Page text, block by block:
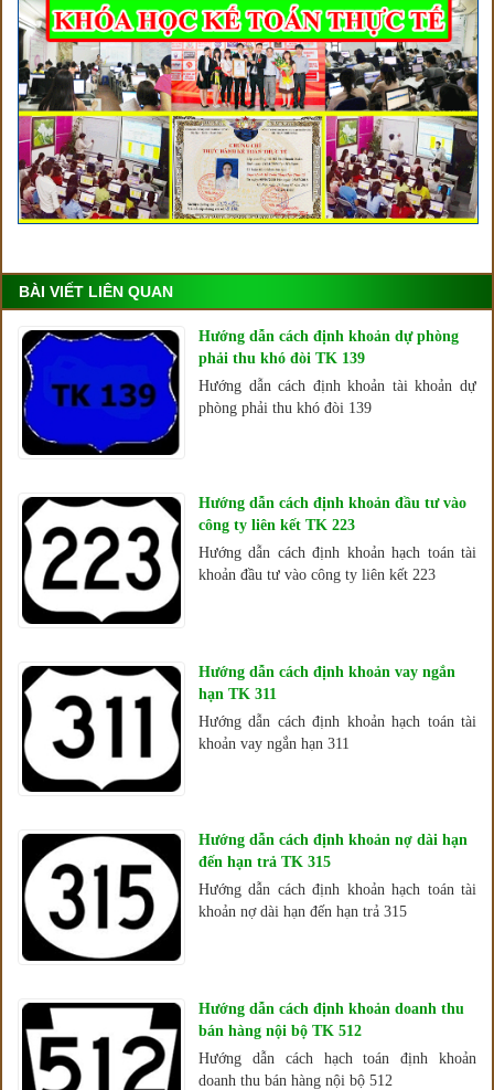
BÀI VIẾT LIÊN QUAN
Hướng dẫn cách định khoản dự phòng
phải thu khó đòi TK 139
Hướng dẫn cách định khoản tài khoản dự
phòng phải thu khó đòi 139
Hướng dẫn cách định khoản đầu tư vào
công ty liên kết TK 223
Hướng dẫn cách định khoản hạch toán tài
khoản đầu tư vào công ty liên kết 223
Hướng dẫn cách định khoản vay ngắn
hạn TK 311
Hướng dẫn cách định khoản hạch toán tài
khoản vay ngắn hạn 311
Hướng dẫn cách định khoản nợ dài hạn
đến hạn trả TK 315
Hướng dẫn cách định khoản hạch toán tài
khoản nợ dài hạn đến hạn trả 315
Hướng dẫn cách định khoản doanh thu
bán hàng nội bộ TK 512
Hướng dẫn cách hạch toán định khoản
doanh thu bán hàng nội bộ 512